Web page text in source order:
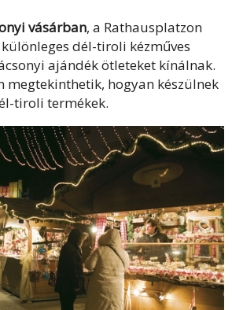
vásárban, a Rathausplatzon
dél-tiroli kézműves
ajándék ötleteket kínálnak.
megtekinthetik, hogyan készülnek
tiroli termékek.